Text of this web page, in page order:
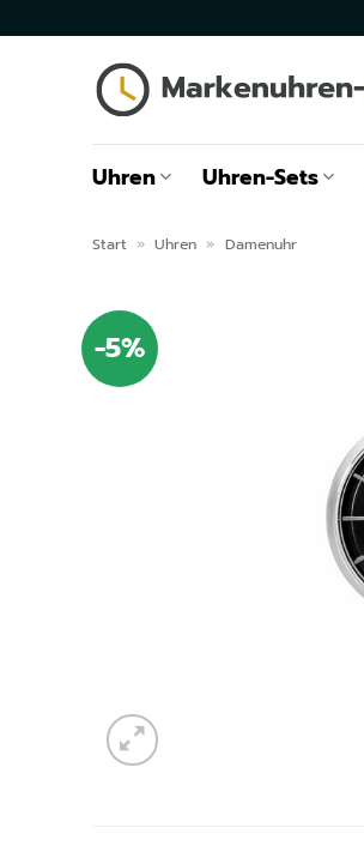
Uhren Uhren-Sets
Start » Uhren » Damenuhr
-5%